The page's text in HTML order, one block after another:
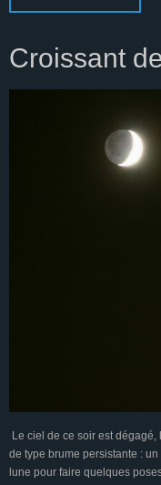
Croissant
Le ciel de ce soir est
de type brume persistante :
lune pour faire quelques